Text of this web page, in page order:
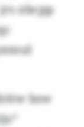
xbcpp
bsw